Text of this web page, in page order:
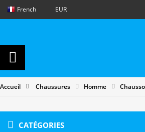
French EUR
Accueil Chaussures Homme
CATÉGORIES